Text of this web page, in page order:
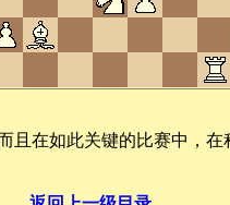
在如此关键的比赛中，